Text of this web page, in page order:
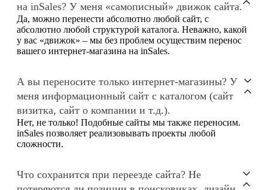
на inSales? У меня «самописный» движок сайта.
Да, можно перенести абсолютно любой сайт, с
абсолютно любой структурой каталога. Неважно, какой
у вас «движок» – мы без проблем осуществим перенос
вашего интернет-магазина на inSales.
А вы переносите только интернет-магазины? У
меня информационный сайт с каталогом (сайт
визитка, сайт о компании и т.д.).
Нет, не только! Подобные сайты мы также переносим.
inSales позволяет реализовывать проекты любой
сложности.
Что сохранится при переезде сайта? Не